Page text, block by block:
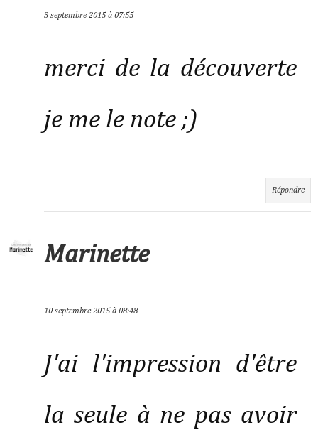
3 septembre 2015 à 07:55
merci de la découverte
je me le note ;)
Répondre
Marinette
10 septembre 2015 à 08:48
J'ai l'impression d'être
la seule à ne pas avoir